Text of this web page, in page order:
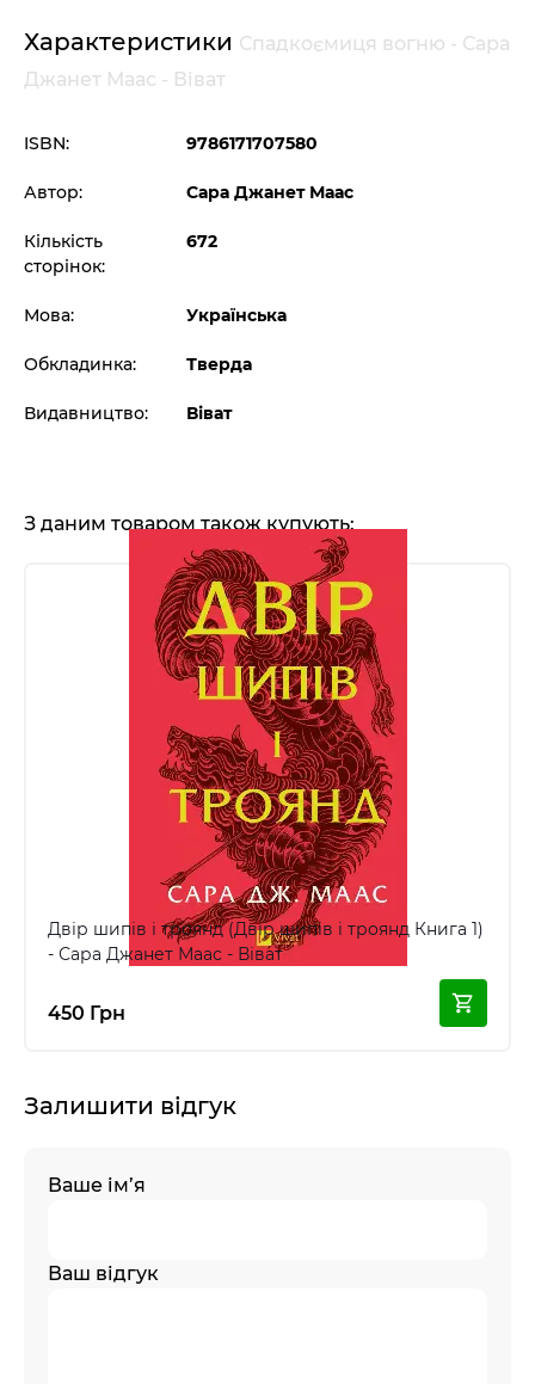
Характеристики Спадкоємиця вогню - Сара
Джанет Маас - Віват
ISBN: 9786171707580
Автор: Сара Джанет Маас
Кількість
сторінок:
672
Мова: Українська
Обкладинка: Тверда
Видавництво: Віват
З даним товаром також купують:
Двір шипів і троянд (Двір шипів і троянд Книга 1)
- Сара Джанет Маас - Віват
450 Грн
Залишити відгук
Ваше ім’я
Ваш відгук